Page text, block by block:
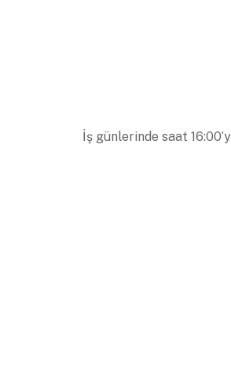
İş günlerinde saat